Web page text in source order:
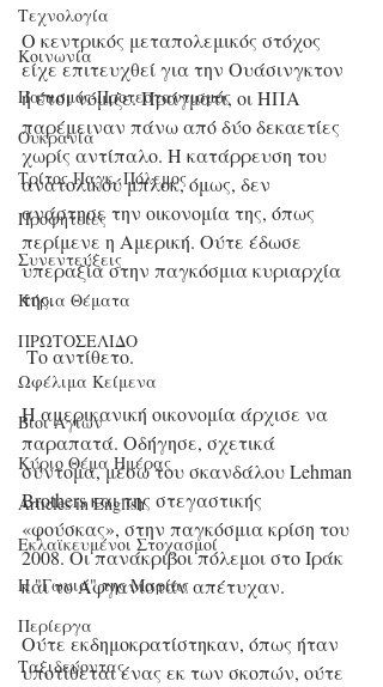
Τεχνολογία
Κοινωνία
Παπισμός-Προτεσταντισμός
Ουκρανία
Τρίτος Παγκ. Πόλεμος
Προφητείες
Συνεντεύξεις
Κύρια Θέματα
ΠΡΩΤΟΣΕΛΙΔΟ
Ωφέλιμα Κείμενα
Βίοι Αγίων
Κύριο Θέμα Ημέρας
Articles in English
Εκλαϊκευμένοι Στοχασμοί
Η "Γωνιά" της Μαρίας
Περίεργα
Ταξιδεύοντας
Ο κεντρικός μεταπολεμικός στόχος
είχε επιτευχθεί για την Ουάσινγκτον
ή έτσι νόμιζε. Πράγματι, οι ΗΠΑ
παρέμειναν πάνω από δύο δεκαετίες
χωρίς αντίπαλο. Η κατάρρευση του
ανατολικού μπλοκ, όμως, δεν
ανάστησε την οικονομία της, όπως
περίμενε η Αμερική. Ούτε έδωσε
υπεραξία στην παγκόσμια κυριαρχία
της.
Το αντίθετο.
Η αμερικανική οικονομία άρχισε να
παραπατά. Οδήγησε, σχετικά
σύντομα, μέσω του σκανδάλου Lehman
Brothers και της στεγαστικής
«φούσκας», στην παγκόσμια κρίση του
2008. Οι πανάκριβοι πόλεμοι στο Ιράκ
και το Αφγανιστάν απέτυχαν.
Ούτε εκδημοκρατίστηκαν, όπως ήταν
υποτίθεται ένας εκ των σκοπών, ούτε